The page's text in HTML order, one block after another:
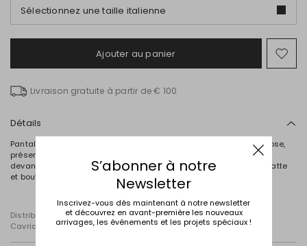
Sélectionnez une taille italienne
Ajouter au panier
Livraison gratuite à partir de € 100
Détails
Pantalon à la coupe droite en gabardine stretch de coton et viscose,
présentant des passants à la taille, des poches arrondies sur le
devant et des poches plaquées au dos. Fermeture par zip sous patte
et bouton.
Distribué par Diffusione Tessile S.r.l., dont le siège social est à
Cavriago, Reggio Emilia (Italie), Via Santi n° 8, 42025
S’abonner à notre
Newsletter
Inscrivez-vous dès maintenant à notre newsletter
et découvrez en avant-première les nouveaux
arrivages, les événements et les projets spéciaux !